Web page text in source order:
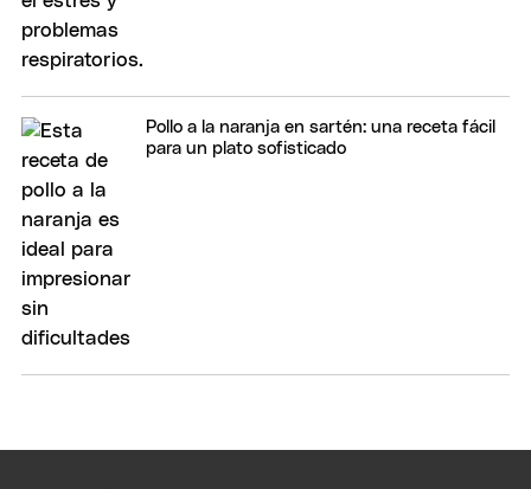
Pollo a la naranja en sartén: una receta fácil
para un plato sofisticado